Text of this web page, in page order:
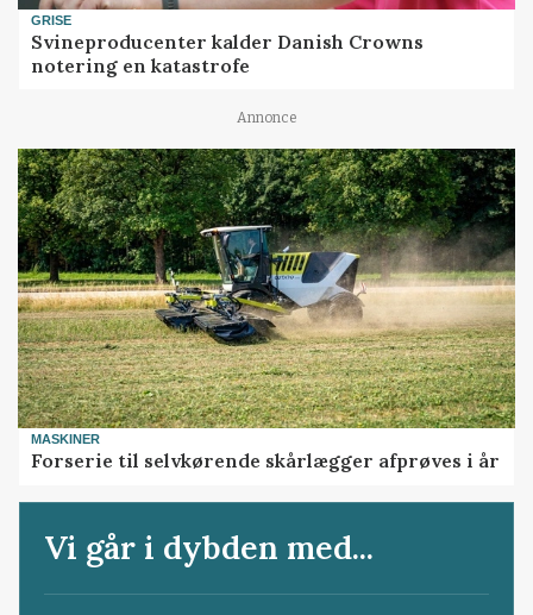
GRISE
Svineproducenter kalder Danish Crowns
notering en katastrofe
Annonce
MASKINER
Forserie til selvkørende skårlægger afprøves i år
Vi går i dybden med...